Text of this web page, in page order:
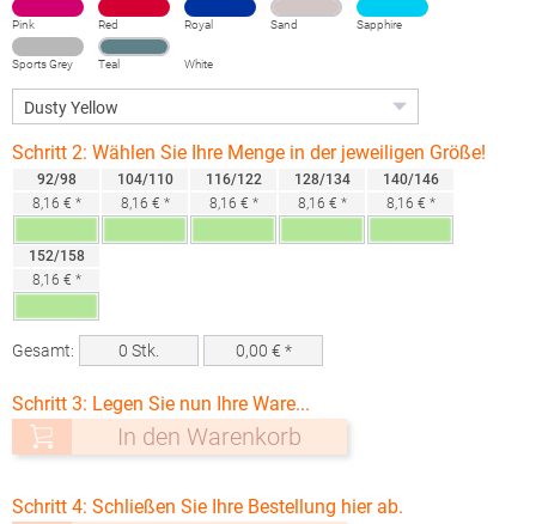
Pink Red Royal Sand Sapphire
Sports Grey Teal White
Schritt 2: Wählen Sie Ihre Menge in der jeweiligen Größe!
92/98
8,16 € *
104/110
8,16 € *
116/122
8,16 € *
128/134
8,16 € *
140/146
8,16 € *
152/158
8,16 € *
Gesamt: 0 Stk. 0,00 € *
Schritt 3: Legen Sie nun Ihre Ware...
In den Warenkorb
Schritt 4: Schließen Sie Ihre Bestellung hier ab.